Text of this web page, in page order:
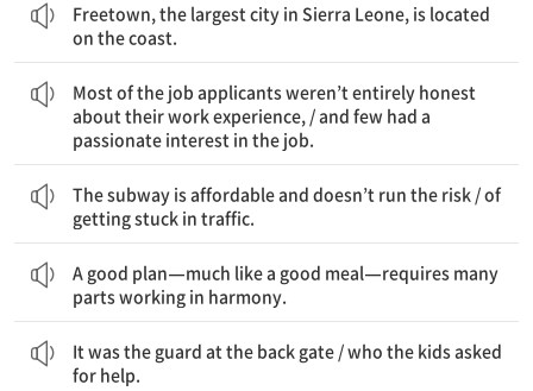
Freetown, the largest city in Sierra Leone, is located
on the coast.
Most of the job applicants weren’t entirely honest
about their work experience, / and few had a
passionate interest in the job.
The subway is affordable and doesn’t run the risk / of
getting stuck in traffic.
A good plan—much like a good meal—requires many
parts working in harmony.
It was the guard at the back gate / who the kids asked
for help.